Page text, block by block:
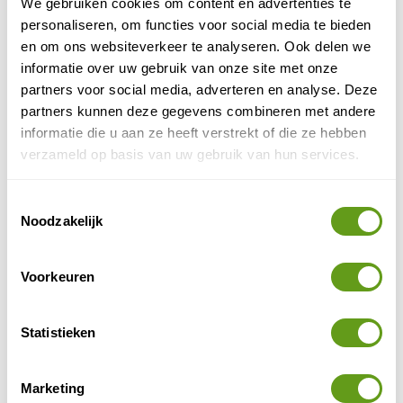
personaliseren, om functies voor social media te bieden
en om ons websiteverkeer te analyseren. Ook delen we
informatie over uw gebruik van onze site met onze
partners voor social media, adverteren en analyse. Deze
partners kunnen deze gegevens combineren met andere
informatie die u aan ze heeft verstrekt of die ze hebben
verzameld op basis van uw gebruik van hun services.
Noodzakelijk
Voorkeuren
Statistieken
Marketing
De met sneeuw bedekte vlakten en
bergmassieven zijn een outdoor speeltuin voor
winterliefhebbers. Neem deel aan de gaafste
BEKIJK
Zweeds Lapland
Ontdek het Zweedse deel van Lapland, minder
bekend en minder toeristisch dan het Finse
Tips voor een wintervakantie op de Noorse